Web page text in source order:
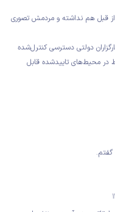
از قبل هم نداشته و مردمش تصوری
دولتی دسترسی کنترل‌شده
در محیط‌های تاییدشده قابل